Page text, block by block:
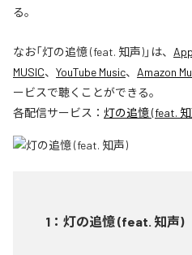
る。
なお「灯の追憶 (feat. 知声)」は、
MUSIC、 YouTube Music、 Amazon
ービスで聴くことができる。
各配信サービス： 灯の追憶 (feat.
1 ： 灯の追憶 (feat. 知声)